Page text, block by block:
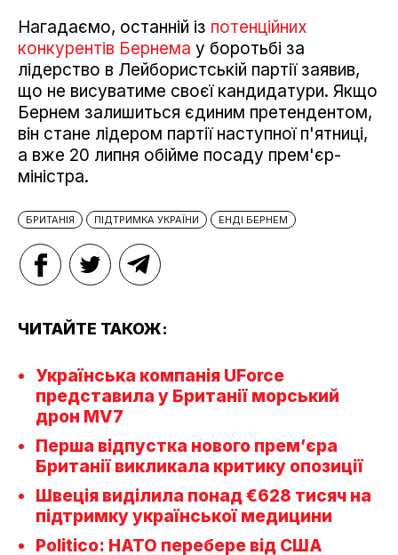
Нагадаємо, останній із потенційних
конкурентів Бернема у боротьбі за
лідерство в Лейбористській партії заявив,
що не висуватиме своєї кандидатури. Якщо
Бернем залишиться єдиним претендентом,
він стане лідером партії наступної п'ятниці,
а вже 20 липня обійме посаду прем'єр-
міністра.
БРИТАНІЯ ПІДТРИМКА УКРАЇНИ ЕНДІ БЕРНЕМ
ЧИТАЙТЕ ТАКОЖ:
Українська компанія UForce
представила у Британії морський
дрон MV7
Перша відпустка нового прем’єра
Британії викликала критику опозиції
Швеція виділила понад €628 тисяч на
підтримку української медицини
Politico: НАТО перебере від США